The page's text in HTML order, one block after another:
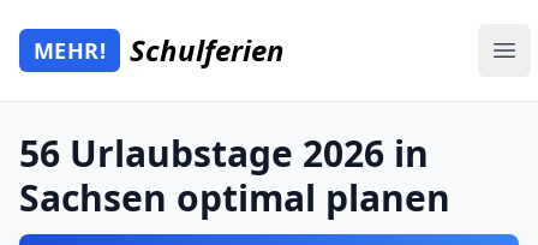
Zum Hauptinhalt springen
Mehr Schulferien
MEHR! Schulferien
56 Urlaubstage 2026 in
Sachsen optimal planen